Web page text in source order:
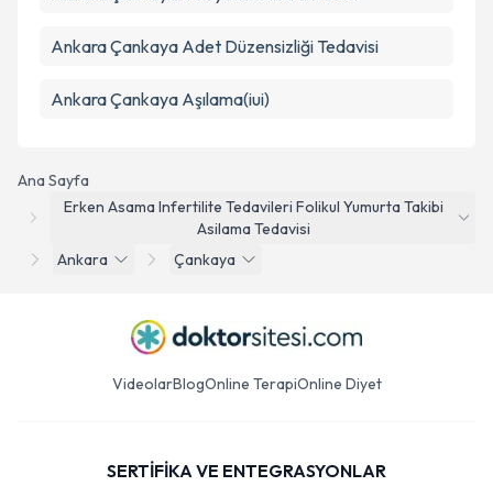
Ana Sayfa
Erken Asama Infertilite Tedavileri Folikul Yumurta Takibi
Asilama Tedavisi
Ankara
Çankaya
Ankara Çankaya Adet Düzensizliği Tedavisi
Ankara Çankaya Aşılama(iui)
VideolarBlogOnline TerapiOnline Diyet
SERTİFİKA VE ENTEGRASYONLAR